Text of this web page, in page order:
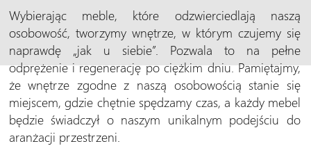
Wybierając meble, które odzwierciedlają naszą
osobowość, tworzymy wnętrze, w którym czujemy się
naprawdę „jak u siebie”. Pozwala to na pełne
odprężenie i regenerację po ciężkim dniu. Pamiętajmy,
że wnętrze zgodne z naszą osobowością stanie się
miejscem, gdzie chętnie spędzamy czas, a każdy mebel
będzie świadczył o naszym unikalnym podejściu do
aranżacji przestrzeni.